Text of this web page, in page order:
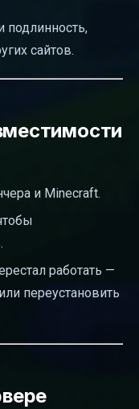
подлинность,
сайтов.
и Minecraft.
работать —
переустановить